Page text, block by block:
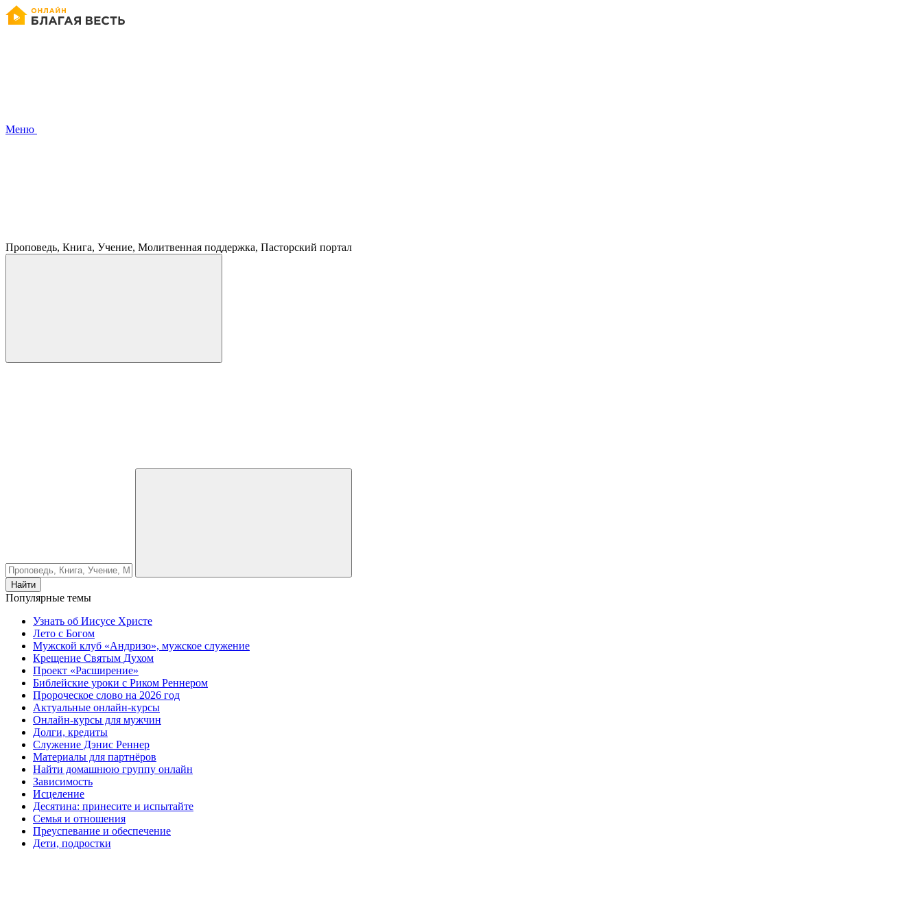
Меню
Проповедь, Книга, Учение, Молитвенная поддержка, Пасторский портал
Найти
Популярные темы
Узнать об Иисусе Христе
Лето с Богом
Мужской клуб «Андризо», мужское служение
Крещение Святым Духом
Проект «Расширение»
Библейские уроки с Риком Реннером
Пророческое слово на 2026 год
Актуальные онлайн-курсы
Онлайн-курсы для мужчин
Долги, кредиты
Служение Дэнис Реннер
Материалы для партнёров
Найти домашнюю группу онлайн
Зависимость
Исцеление
Десятина: принесите и испытайте
Семья и отношения
Преуспевание и обеспечение
Дети, подростки